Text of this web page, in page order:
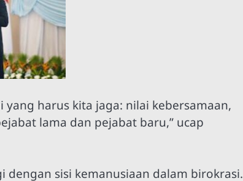
harus kita jaga: nilai kebersamaan,
lama dan pejabat baru,” ucap
sisi kemanusiaan dalam birokrasi.